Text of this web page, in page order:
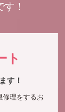
！
ト
す！
修理をするお